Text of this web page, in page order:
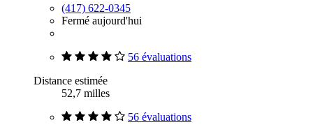
(417) 622-0345
Fermé aujourd'hui
56 évaluations
Distance estimée
52,7 milles
56 évaluations